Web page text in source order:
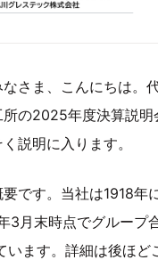
なさま、こんにちは。
の2025年度決算説
説明に入ります。
です。当社は1918年
3月末時点でグループ
います。詳細は後ほど